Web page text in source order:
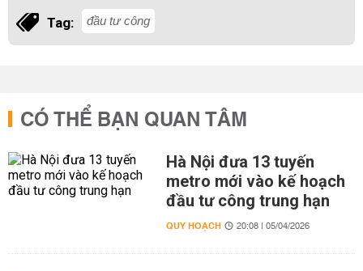
Tag: đầu tư công
CÓ THỂ BẠN QUAN TÂM
Hà Nội đưa 13 tuyến
metro mới vào kế hoạch
đầu tư công trung hạn
QUY HOẠCH 20:08 | 05/04/2026